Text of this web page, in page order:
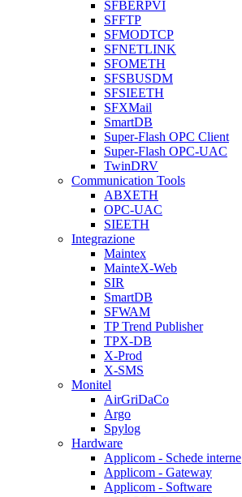
SFBERPVI
SFFTP
SFMODTCP
SFNETLINK
SFOMETH
SFSBUSDM
SFSIEETH
SFXMail
SmartDB
Super-Flash OPC Client
Super-Flash OPC-UAC
TwinDRV
Communication Tools
ABXETH
OPC-UAC
SIEETH
Integrazione
Maintex
MainteX-Web
SIR
SmartDB
SFWAM
TP Trend Publisher
TPX-DB
X-Prod
X-SMS
Monitel
AirGriDaCo
Argo
Spylog
Hardware
Applicom - Schede interne
Applicom - Gateway
Applicom - Software